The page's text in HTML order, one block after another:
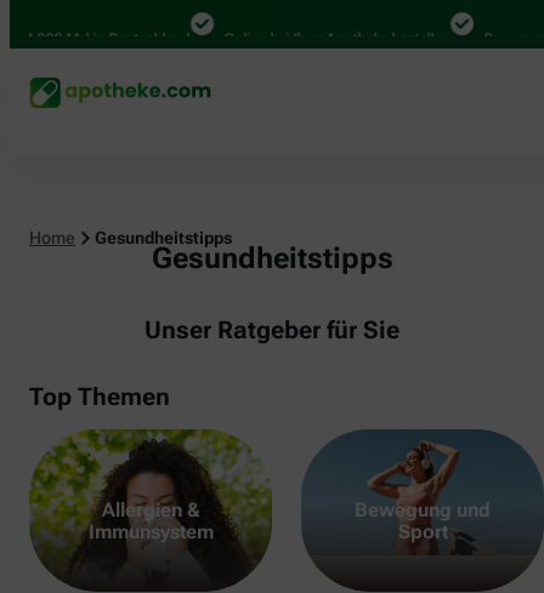
Mal in Deutschland Online bei Ihrer Apotheke bestellen Bequem
Home Gesundheitstipps
Gesundheitstipps
Unser Ratgeber für Sie
Top Themen
Allergien &
Immunsystem
Bewegung und
Sport